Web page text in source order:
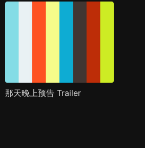
那天晚上预告 Trailer